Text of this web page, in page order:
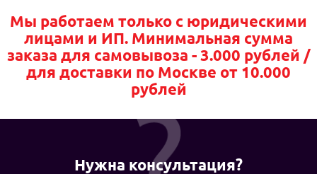
Мы работаем только с юридическими
лицами и ИП. Минимальная сумма
заказа для самовывоза - 3.000 рублей /
для доставки по Москве от 10.000
рублей
Нужна консультация?